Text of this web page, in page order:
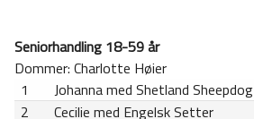
Seniorhandling 18-59 år
Dommer: Charlotte Høier
1
Johanna med Shetland Sheepdog
2
Cecilie med Engelsk Setter